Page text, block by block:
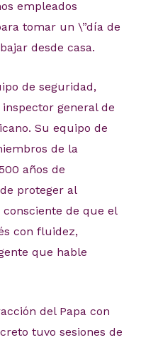
empleados
tomar un \”día de
desde casa.
de seguridad,
general de
Su equipo de
de la
años de
proteger al
consciente de que el
con fluidez,
que hable
del Papa con
tuvo sesiones de